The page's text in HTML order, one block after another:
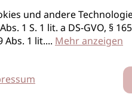
und andere
1 S. 1 lit. a DS-GVO, §
Abs. 1 lit.... Mehr anzeigen